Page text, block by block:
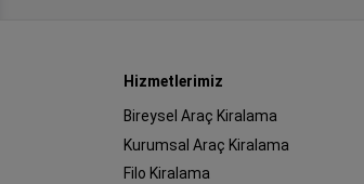
Hizmetlerimiz
Bireysel Araç Kiralama
Kurumsal Araç Kiralama
Filo Kiralama